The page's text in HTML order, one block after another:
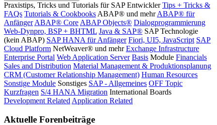
Praxistips, Tricks und Tutorials für SAP Entwickler Tips + Tricks &
FAQs Tutorials & Cookbooks ABAP® und mehr ABAP® für
Anfänger ABAP® Core ABAP Objects® Dialogprogrammierung
Web-Dynpro, BSP + BHTML Java & SAP® SAP Technologie
(kein ABAP) SAP HANA für Anfänger Fiori, UI5, JavaScript SAP
Cloud Platform NetWeaver® und mehr Exchange Infrastructure
Enterprise Portal Web Application Server Basis Module Financials
Sales and Distribution Material Management & Produktionsplanung
CRM (Customer Relationship Management) Human Resources
Sonstige Module Sonstiges SAP - Allgemeines OFF Topic
Kurzfragen S/4 HANA Migration International Boards
Development Related Application Related
Aktuelle Forenbeiträge